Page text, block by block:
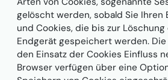
gelöscht werden, sobald Sie Ihren
und Cookies, die bis zur
Endgerät gespeichert werden.
den Einsatz der Cookies Einfluss
Browser verfügen über eine